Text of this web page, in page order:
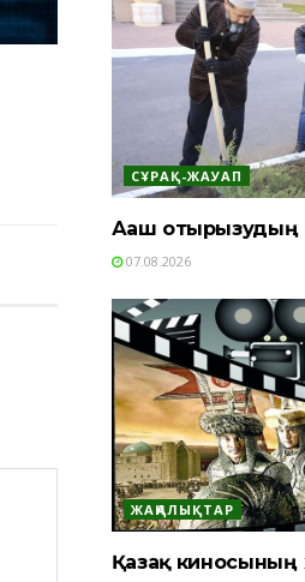
СҰРАҚ-ЖАУАП
Ағаш
07.08.2026
ЖАҢАЛЫҚТАР
Қазақ киносының